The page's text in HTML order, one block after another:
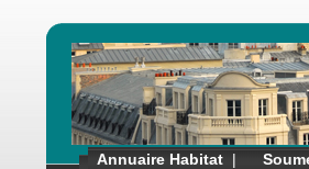
Annuaire Habitat |